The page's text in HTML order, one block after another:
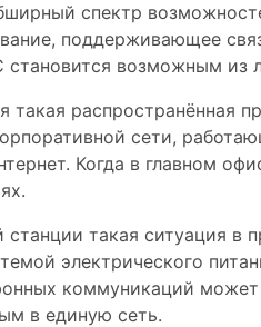
спектр
поддерживающее
возможным из
такая распространённая
сети,
Когда в главном
такая ситуация в
электрического
коммуникаций
в единую сеть.